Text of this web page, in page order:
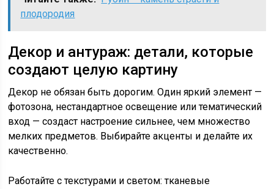
плодородия
Декор и антураж: детали, которые
создают целую картину
Декор не обязан быть дорогим. Один яркий элемент —
фотозона, нестандартное освещение или тематический
вход — создаст настроение сильнее, чем множество
мелких предметов. Выбирайте акценты и делайте их
качественно.
Работайте с текстурами и светом: тканевые